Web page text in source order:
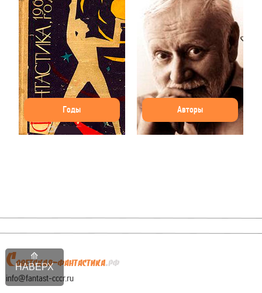
НАВЕРХ
Годы Авторы
info@fantast-cccr.ru